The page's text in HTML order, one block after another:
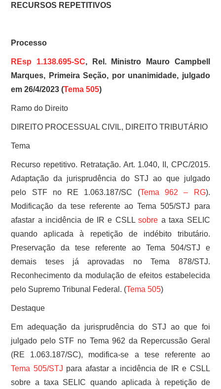
RECURSOS REPETITIVOS
Processo
REsp 1.138.695-SC, Rel. Ministro Mauro Campbell
Marques, Primeira Seção, por unanimidade, julgado
em 26/4/2023 (Tema 505)
Ramo do Direito
DIREITO PROCESSUAL CIVIL, DIREITO TRIBUTÁRIO
Tema
Recurso repetitivo. Retratação. Art. 1.040, II, CPC/2015.
Adaptação da jurisprudência do STJ ao que julgado
pelo STF no RE 1.063.187/SC (Tema 962 – RG).
Modificação da tese referente ao Tema 505/STJ para
afastar a incidência de IR e CSLLsobre a taxa SELIC
quando aplicada à repetição de indébito tributário.
Preservação da tese referente ao Tema 504/STJ e
demais teses já aprovadas no Tema 878/STJ.
Reconhecimento da modulação de efeitos estabelecida
pelo Supremo Tribunal Federal. (Tema 505)
Destaque
Em adequação da jurisprudência do STJ ao que foi
julgado pelo STF no Tema 962 da Repercussão Geral
(RE 1.063.187/SC), modifica-se a tese referente ao
Tema 505/STJ para afastar a incidência de IR e CSLL
sobre a taxa SELIC quando aplicada à repetição de